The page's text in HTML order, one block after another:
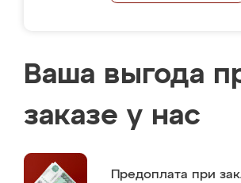
Ваша выгода
заказе у нас
Предоплата при